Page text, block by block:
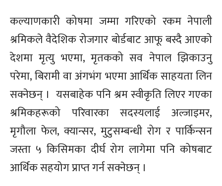
कल्याणकारीकोषमा जम्मा गरिएको रकम नेपाली
श्रमिकले वैदेशिक रोजगार बोर्डबाट आफू बस्दै आएको
देशमा मृत्यु भएमा, मृतकको सव नेपाल झिकाउनु
परेमा, बिरामी वा अंगभंग भएमा आर्थिक साहयता लिन
सक्नेछन् । यसबाहेक पनि श्रम स्वीकृति लिएर गएका
श्रमिकहरूको परिवारका सदस्यलाई अल्जाइमर,
मृगौला फेल, क्यान्सर, मुटुसम्बन्धी रोग र पार्किन्सन
जस्ता ५ किसिमका दीर्घ रोग लागेमा पनि कोषबाट
आर्थिक सहयोग प्राप्त गर्न सक्नेछन् ।